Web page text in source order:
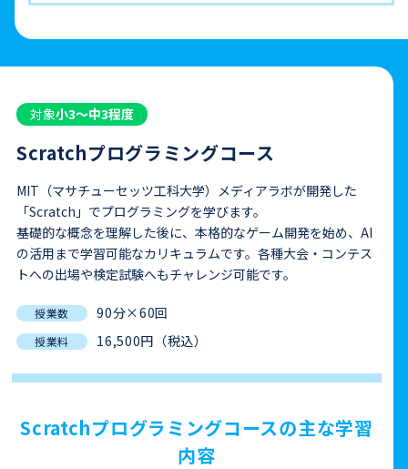
対象小3〜中3程度
Scratchプログラミングコース
MIT（マサチューセッツ工科大学）メディアラボが開発した
「Scratch」でプログラミングを学びます。
基礎的な概念を理解した後に、本格的なゲーム開発を始め、AI
の活用まで学習可能なカリキュラムです。各種大会・コンテス
トへの出場や検定試験へもチャレンジ可能です。
授業数 90分×60回
授業料 16,500円（税込）
Scratchプログラミングコースの主な学習
内容